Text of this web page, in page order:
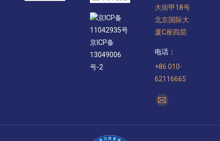
京ICP备
11042935号
京ICP备
13049006
号-2
大街甲18号
北京国际大
厦C座四层
电话：
+86 010-
62116665
找到我们：
Mail